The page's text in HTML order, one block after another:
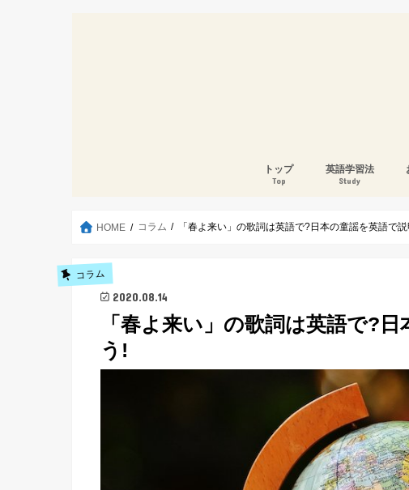
トップ
Top
英語学習法
Study
HOME コラム 「春よ来い」の歌詞は英語で?日本の童謡を英語で
コラム
2020.08.14
「春よ来い」の歌詞は英語で?
う!